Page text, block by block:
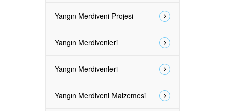
Yangın Merdiveni Projesi
Yangın Merdivenleri
Yangın Merdivenleri
Yangın Merdiveni Malzemesi